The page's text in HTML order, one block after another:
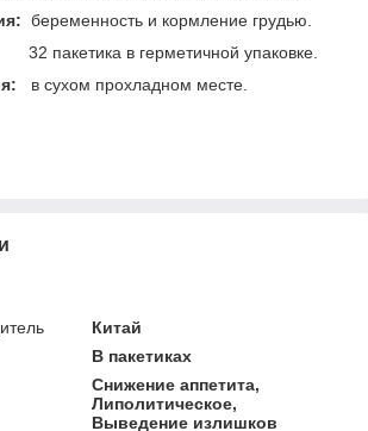
беременность и кормление грудью.
32 пакетика в герметичной упаковке.
в сухом прохладном месте.
Китай
В пакетиках
Снижение аппетита,
Липолитическое,
Выведение излишков